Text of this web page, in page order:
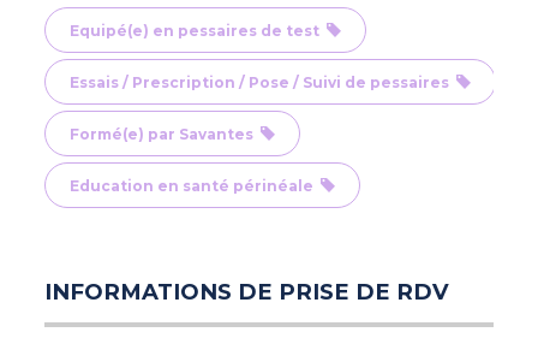
Equipé(e) en pessaires de test
Essais / Prescription / Pose / Suivi de pessaires
Formé(e) par Savantes
Education en santé périnéale
INFORMATIONS DE PRISE DE RDV